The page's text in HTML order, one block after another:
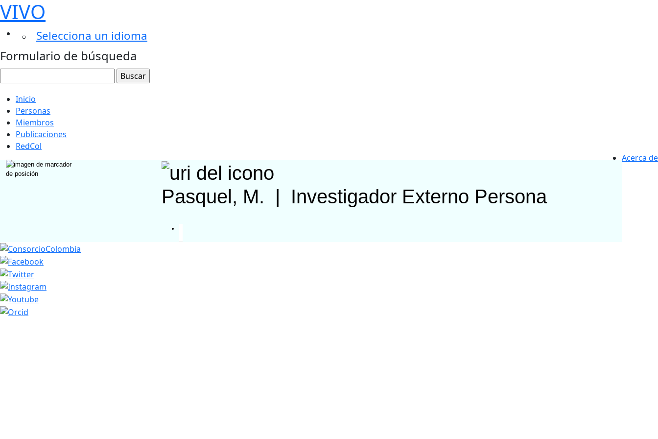
VIVO
Selecciona un idioma
Formulario de búsqueda
Inicio
Personas
Miembros
Publicaciones
RedCol
Acerca de
Pasquel, M. Investigador Externo Persona